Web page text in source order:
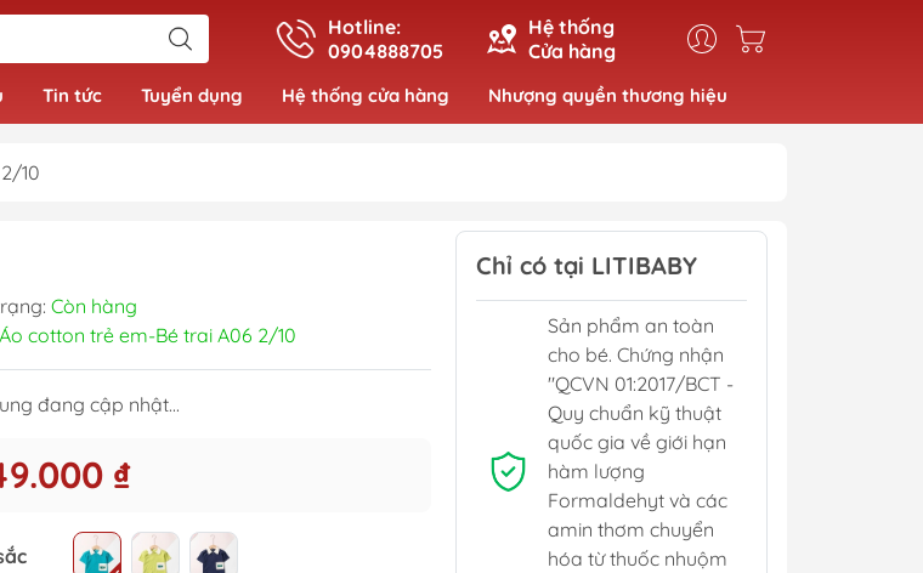
Hotline:
0904888705
Hệ thống
Cửa hàng
gái
Tin tức Tuyển dụng Hệ thống cửa hàng Nhượng quyền thương hiệu
10
Còn hàng
Áo cotton trẻ em-Bé trai A06 2/10
đang cập nhật...
₫
Chỉ có tại LITIBABY
Sản phẩm an toàn
cho bé. Chứng nhận
"QCVN 01:2017/BCT -
Quy chuẩn kỹ thuật
quốc gia về giới hạn
hàm lượng
Formaldehyt và các
amin thơm chuyển
hóa từ thuốc nhuộm